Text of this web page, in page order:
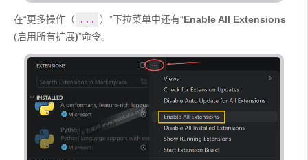
在“更多操作（ ... ）”下拉菜单中还有“Enable All Extensions
(启用所有扩展)”命令。